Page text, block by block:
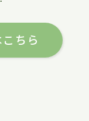
ちら